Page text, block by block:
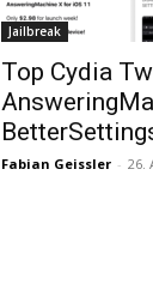
Jailbreak
Top Cydia
Fabian Geissler - 26.